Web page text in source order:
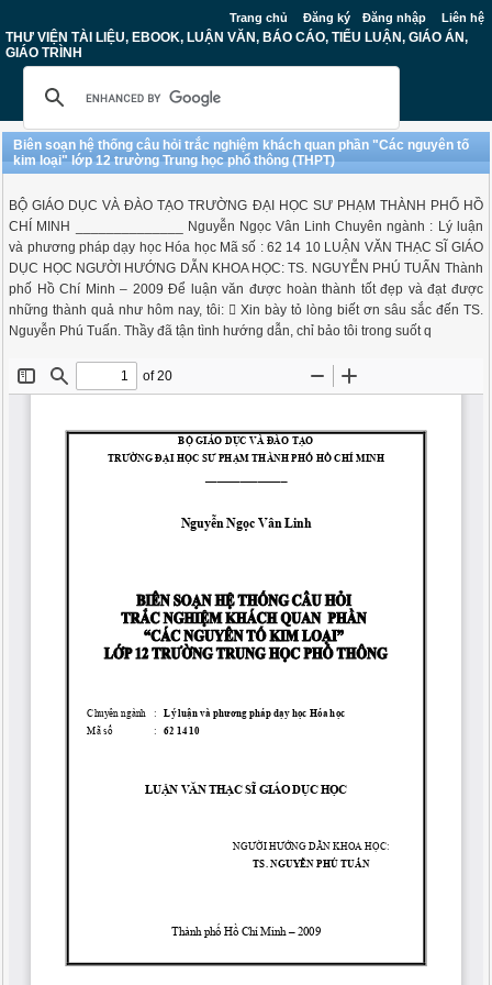
Trang chủ Đăng ký Đăng nhập Liên hệ
THƯ VIỆN TÀI LIỆU, EBOOK, LUẬN VĂN, BÁO CÁO, TIỂU LUẬN, GIÁO ÁN,
GIÁO TRÌNH
Biên soạn hệ thống câu hỏi trắc nghiệm khách quan phần "Các nguyên tố
kim loại" lớp 12 trường Trung học phổ thông (THPT)
BỘ GIÁO DỤC VÀ ĐÀO TẠO TRƯỜNG ĐẠI HỌC SƯ PHẠM THÀNH PHỐ HỒ
CHÍ MINH ______________ Nguyễn Ngọc Vân Linh Chuyên ngành : Lý luận
và phương pháp dạy học Hóa học Mã số : 62 14 10 LUẬN VĂN THẠC SĨ GIÁO
DỤC HỌC NGƯỜI HƯỚNG DẪN KHOA HỌC: TS. NGUYỄN PHÚ TUẤN Thành
phố Hồ Chí Minh – 2009 Để luận văn được hoàn thành tốt đẹp và đạt được
những thành quả như hôm nay, tôi:  Xin bày tỏ lòng biết ơn sâu sắc đến TS.
Nguyễn Phú Tuấn. Thầy đã tận tình hướng dẫn, chỉ bảo tôi trong suốt q